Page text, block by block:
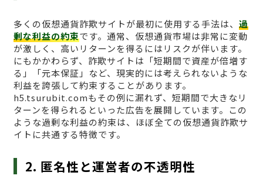
多くの仮想通貨詐欺サイトが最初に使用する手法は、 過
剰な利益の約束です。通常、仮想通貨市場は非常に変動
が激しく、高いリターンを得るにはリスクが伴います。
にもかかわらず、詐欺サイトは「短期間で資産が倍増す
る」「元本保証」など、現実的には考えられないような
利益を誇張して約束することがあります。
h5.tsurubit.comもその例に漏れず、短期間で大きなリ
ターンを得られるといった広告を展開しています。この
ような過剰な利益の約束は、ほぼ全ての仮想通貨詐欺サ
イトに共通する特徴です。
2. 匿名性と運営者の不透明性